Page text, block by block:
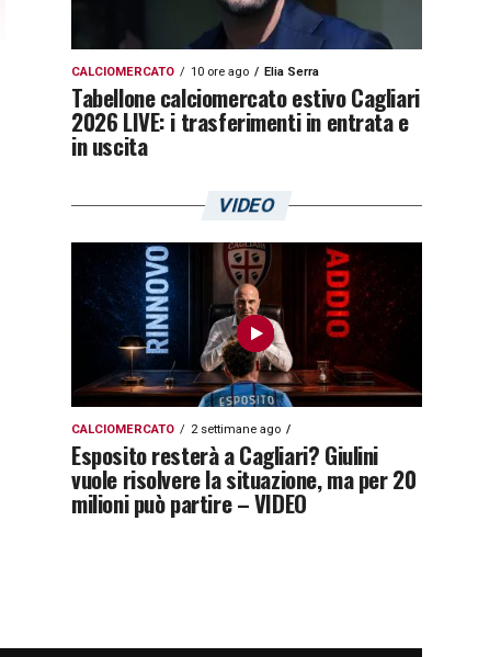
CALCIOMERCATO 10 ore ago Elia Serra
Tabellone calciomercato estivo Cagliari
2026 LIVE: i trasferimenti in entrata e
in uscita
VIDEO
CALCIOMERCATO 2 settimane ago
Esposito resterà a Cagliari? Giulini
vuole risolvere la situazione, ma per 20
milioni può partire – VIDEO